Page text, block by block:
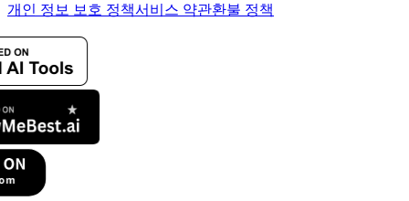
개인 정보 보호 정책서비스 약관환불 정책